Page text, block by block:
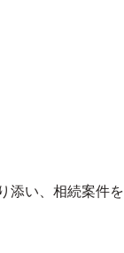
添い、相続案件を